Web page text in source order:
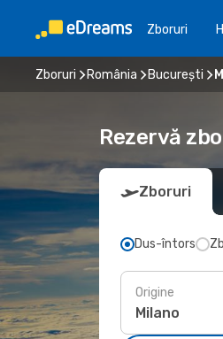
Zboruri
Zboruri România București
Rezervă
Zboruri
Dus-întors
Origine